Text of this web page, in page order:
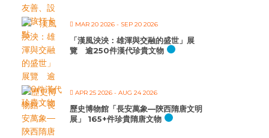
MAR 20 2026 - SEP 20 2026
「漢風泱泱：雄渾與交融的盛世」展
覽 逾250件漢代珍貴文物
APR 25 2026 - AUG 24 2026
歷史博物館「長安萬象—陝西隋唐文明
展」 165+件珍貴隋唐文物